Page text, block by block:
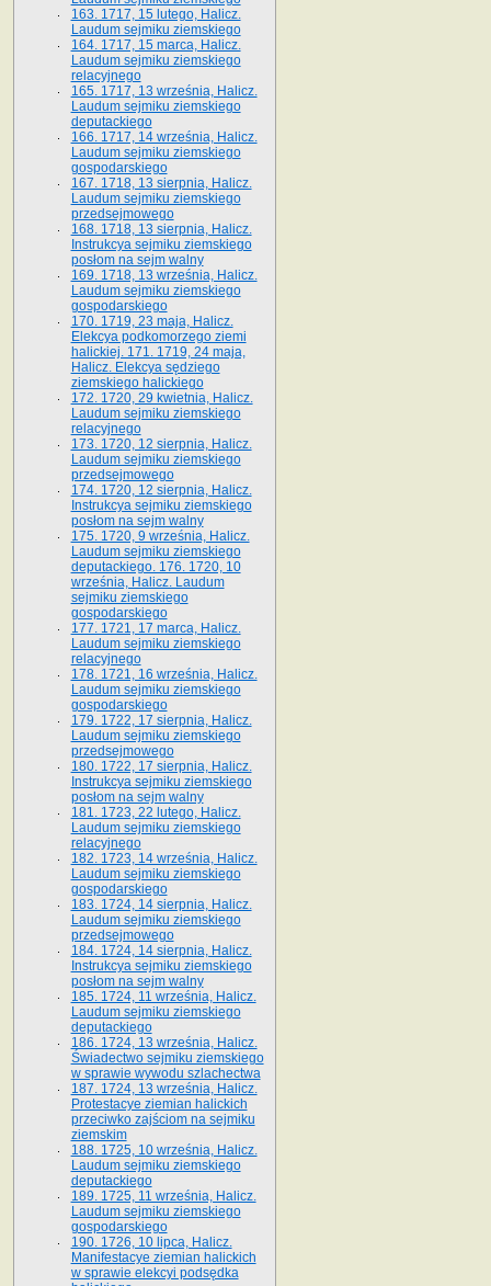
163. 1717, 15 lutego, Halicz.
Laudum sejmiku ziemskiego
164. 1717, 15 marca, Halicz.
Laudum sejmiku ziemskiego
relacyjnego
165. 1717, 13 września, Halicz.
Laudum sejmiku ziemskiego
deputackiego
166. 1717, 14 września, Halicz.
Laudum sejmiku ziemskiego
gospodarskiego
167. 1718, 13 sierpnia, Halicz.
Laudum sejmiku ziemskiego
przedsejmowego
168. 1718, 13 sierpnia, Halicz.
Instrukcya sejmiku ziemskiego
posłom na sejm walny
169. 1718, 13 września, Halicz.
Laudum sejmiku ziemskiego
gospodarskiego
170. 1719, 23 maja, Halicz.
Elekcya podkomorzego ziemi
halickiej. 171. 1719, 24 maja,
Halicz. Elekcya sędziego
ziemskiego halickiego
172. 1720, 29 kwietnia, Halicz.
Laudum sejmiku ziemskiego
relacyjnego
173. 1720, 12 sierpnia, Halicz.
Laudum sejmiku ziemskiego
przedsejmowego
174. 1720, 12 sierpnia, Halicz.
Instrukcya sejmiku ziemskiego
posłom na sejm walny
175. 1720, 9 września, Halicz.
Laudum sejmiku ziemskiego
deputackiego. 176. 1720, 10
września, Halicz. Laudum
sejmiku ziemskiego
gospodarskiego
177. 1721, 17 marca, Halicz.
Laudum sejmiku ziemskiego
relacyjnego
178. 1721, 16 września, Halicz.
Laudum sejmiku ziemskiego
gospodarskiego
179. 1722, 17 sierpnia, Halicz.
Laudum sejmiku ziemskiego
przedsejmowego
180. 1722, 17 sierpnia, Halicz.
Instrukcya sejmiku ziemskiego
posłom na sejm walny
181. 1723, 22 lutego, Halicz.
Laudum sejmiku ziemskiego
relacyjnego
182. 1723, 14 września, Halicz.
Laudum sejmiku ziemskiego
gospodarskiego
183. 1724, 14 sierpnia, Halicz.
Laudum sejmiku ziemskiego
przedsejmowego
184. 1724, 14 sierpnia, Halicz.
Instrukcya sejmiku ziemskiego
posłom na sejm walny
185. 1724, 11 września, Halicz.
Laudum sejmiku ziemskiego
deputackiego
186. 1724, 13 września, Halicz.
Świadectwo sejmiku ziemskiego
w sprawie wywodu szlachectwa
187. 1724, 13 września, Halicz.
Protestacye ziemian halickich
przeciwko zajściom na sejmiku
ziemskim
188. 1725, 10 września, Halicz.
Laudum sejmiku ziemskiego
deputackiego
189. 1725, 11 września, Halicz.
Laudum sejmiku ziemskiego
gospodarskiego
190. 1726, 10 lipca, Halicz.
Manifestacye ziemian halickich
w sprawie elekcyi podsędka